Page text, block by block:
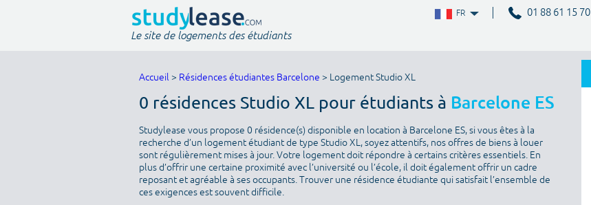
FR 01 88 61 15 70
Le site de logements des étudiants
Accueil > Résidences étudiantes Barcelone > Logement Studio XL
0 résidences Studio XL pour étudiants à Barcelone ES
Studylease vous propose 0 résidence(s) disponible en location à Barcelone ES, si vous êtes à la
recherche d’un logement étudiant de type Studio XL, soyez attentifs, nos offres de biens à louer
sont régulièrement mises à jour. Votre logement doit répondre à certains critères essentiels. En
plus d’offrir une certaine proximité avec l’université ou l’école, il doit également offrir un cadre
reposant et agréable à ses occupants. Trouver une résidence étudiante qui satisfait l’ensemble de
ces exigences est souvent difficile.